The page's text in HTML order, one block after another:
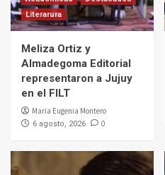
Literarura
Meliza Ortiz y
Almadegoma Editorial
representaron a Jujuy
en el FILT
Maria Eugenia Montero
6 agosto, 2026 0